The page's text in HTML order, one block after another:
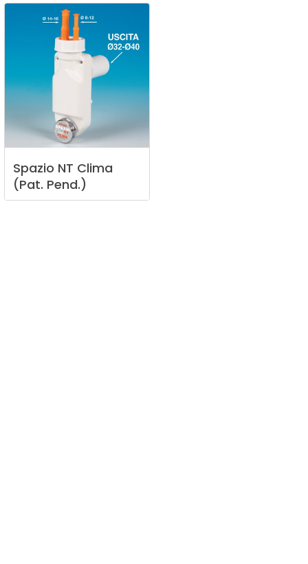
Spazio NT Clima
(Pat. Pend.)